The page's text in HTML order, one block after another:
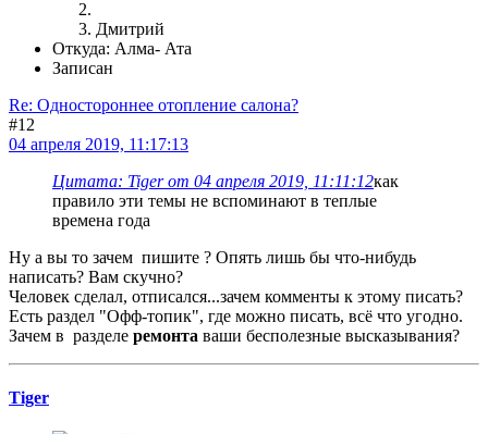
Дмитрий
Откуда: Алма- Ата
Записан
Re: Одностороннее отопление салона?
#12
04 апреля 2019, 11:17:13
Цитата: Tiger от 04 апреля 2019, 11:11:12как
правило эти темы не вспоминают в теплые
времена года
Ну а вы то зачем пишите ? Опять лишь бы что-нибудь
написать? Вам скучно?
Человек сделал, отписался...зачем комменты к этому писать?
Есть раздел "Офф-топик", где можно писать, всё что угодно.
Зачем в разделе ремонта ваши бесполезные высказывания?
Tiger